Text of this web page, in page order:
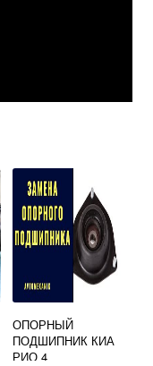
ОПОРНЫЙ
ПОДШИПНИК КИА
РИО 4